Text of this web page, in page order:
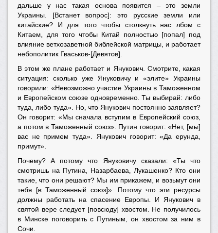
дальше у нас такая основа появится – это земли
Украины. [Встанет вопрос]: это русские земли или
китайские? И для того чтобы столкнуть нас лбом с
Китаем, для того чтобы Китай полностью [попал] под
влияние ветхозаветной библейской матрицы, и работает
небополитик Гваськов-[Девятов].
В этом же плане работает и Янукович. Смотрите, какая
ситуация: сколько уже Януковичу и «элите» Украины
говорили: «Невозможно участие Украины в Таможенном
и Европейском союзе одновременно. Ты выбирай: либо
туда, либо туда». Но, что Янукович постоянно заявляет?
Он говорит: «Мы сначала вступим в Европейский союз,
а потом в Таможенный союз». Путин говорит: «Нет, [мы]
вас не примем туда». Янукович говорит: «Да ерунда,
примут».
Почему? А потому что Януковичу сказали: «Ты что
смотришь на Путина, Назарбаева, Лукашенко? Кто они
такие, что они решают? Мы им прикажем, и возьмут они
тебя [в Таможенный союз]». Потому что эти ресурсы
должны работать на спасение Европы. И Янукович в
святой вере следует [повсюду] хвостом. Не получилось
в Минске поговорить с Путиным, он хвостом за ним в
Сочи.